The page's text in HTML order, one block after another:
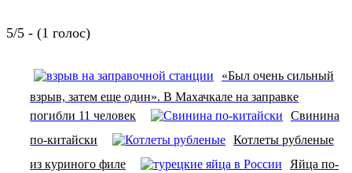
5/5 - (1 голос)
«Был очень сильный
взрыв, затем еще один». В Махачкале на заправке
погибли 11 человек
Свинина
по-китайски
Котлеты рубленые
из куриного филе
Яйца по-